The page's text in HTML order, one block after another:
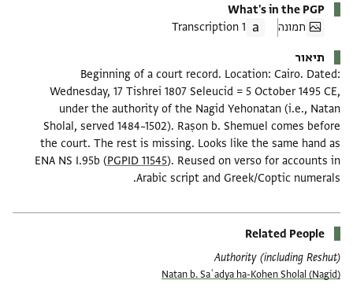
What's in the PGP
תמונה
1 Transcription
תיאור
Beginning of a court record. Location: Cairo. Dated:
Wednesday, 17 Tishrei 1807 Seleucid = 5 October 1495 CE,
under the authority of the Nagid Yehonatan (i.e., Natan
Sholal, served 1484–1502). Raṣon b. Shemuel comes before
the court. The rest is missing. Looks like the same hand as
ENA NS I.95b (PGPID 11545). Reused on verso for accounts in
Arabic script and Greek/Coptic numerals.
Related People
Authority (including Reshut)
Natan b. Saʿadya ha-Kohen Sholal (Nagid)